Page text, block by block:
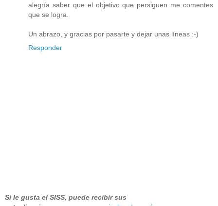
alegría saber que el objetivo que persiguen me comentes
que se logra.
Un abrazo, y gracias por pasarte y dejar unas líneas :-)
Responder
Si le gusta el SISS, puede recibir sus